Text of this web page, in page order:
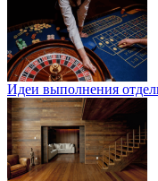
Идеи выполнения